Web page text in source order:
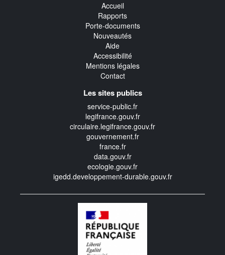
Accueil
Rapports
Porte-documents
Nouveautés
Aide
Accessibilité
Mentions légales
Contact
Les sites publics
service-public.fr
legifrance.gouv.fr
circulaire.legifrance.gouv.fr
gouvernement.fr
france.fr
data.gouv.fr
ecologie.gouv.fr
igedd.developpement-durable.gouv.fr